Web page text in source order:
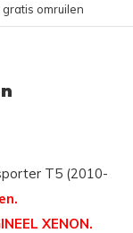
omruilen
T5 (2010-
XENON.